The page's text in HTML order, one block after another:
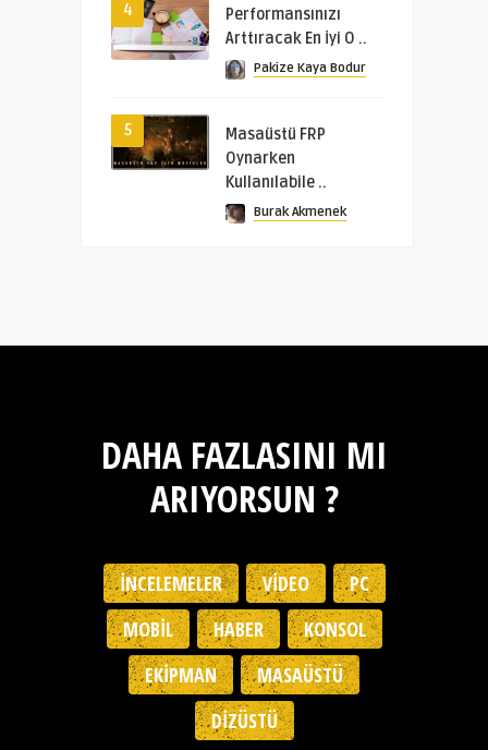
4
Performansınızı
Arttıracak En İyi O ..
Pakize Kaya Bodur
5
Masaüstü FRP
Oynarken
Kullanılabile ..
Burak Akmenek
DAHA FAZLASINI MI
ARIYORSUN ?
İNCELEMELER VIDEO
PC
MOBIL
HABER
KONSOL
EKIPMAN
MASAÜSTÜ
DIZÜSTÜ